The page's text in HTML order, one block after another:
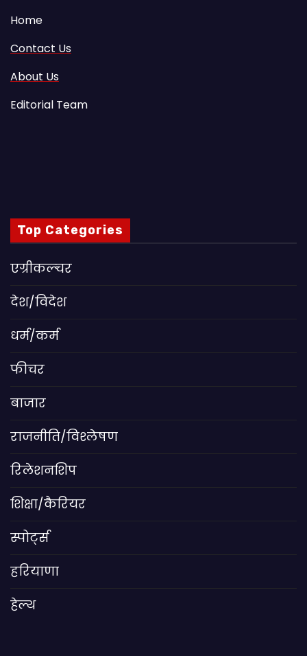
Home
Contact Us
About Us
Editorial Team
Top Categories
एग्रीकल्चर
देश/विदेश
धर्म/कर्म
फीचर
बाजार
राजनीति/विश्लेषण
रिलेशनशिप
शिक्षा/कैरियर
स्पोर्ट्स
हरियाणा
हेल्थ